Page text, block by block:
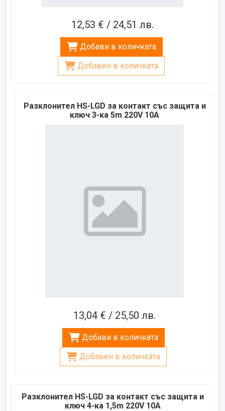
12,53 € / 24,51 лв.
Добави в количката
Добавен в количката
Разклонител HS-LGD за контакт със защита и
ключ 3-ка 5m 220V 10A
13,04 € / 25,50 лв.
Добави в количката
Добавен в количката
Разклонител HS-LGD за контакт със защита и
ключ 4-ка 1,5m 220V 10A